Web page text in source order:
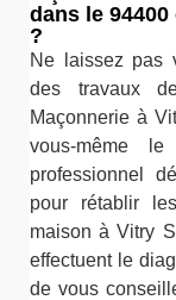
dans le
?
Ne laissez pas
des travaux
Maçonnerie à
vous-même
professionnel
pour rétablir
maison à Vitry
effectuent le
de vous